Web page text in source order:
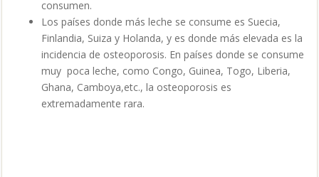
consumen.
Los países donde más leche se consume es Suecia,
Finlandia, Suiza y Holanda, y es donde más elevada es la
incidencia de osteoporosis. En países donde se consume
muy poca leche, como Congo, Guinea, Togo, Liberia,
Ghana, Camboya,etc., la osteoporosis es
extremadamente rara.